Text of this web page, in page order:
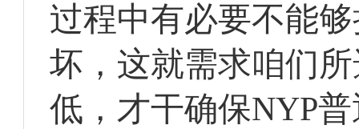
过程中有必要不能
坏，这就需求咱们
低，才干确保NYP